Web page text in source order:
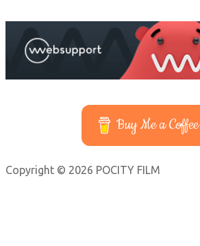
Buy Me a Coffee
Copyright © 2026 POCITY FILM